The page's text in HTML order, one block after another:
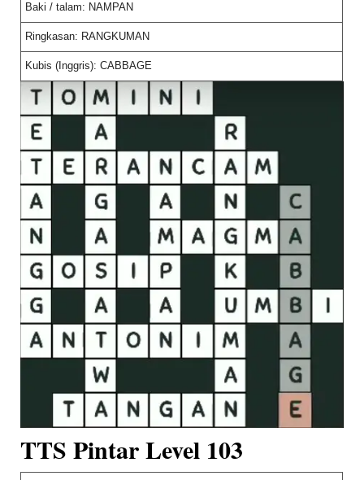
Baki / talam: NAMPAN
Ringkasan: RANGKUMAN
Kubis (Inggris): CABBAGE
TTS Pintar Level 103